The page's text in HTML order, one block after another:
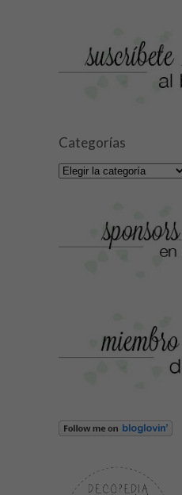
Categorías
Categorías